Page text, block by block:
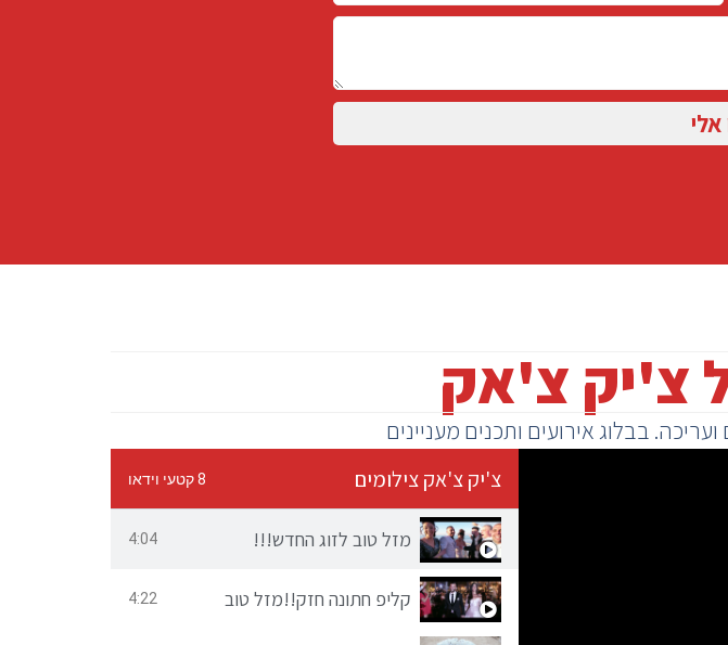
אלי
צ'יק צ'אק
בבלוג אירועים ותכנים מעניינים
צ'יק צ'אק צילומים 8 קטעי וידאו
מזל טוב לזוג החדש!!! 4:04
קליפ חתונה חזק!!מזל טוב 4:22